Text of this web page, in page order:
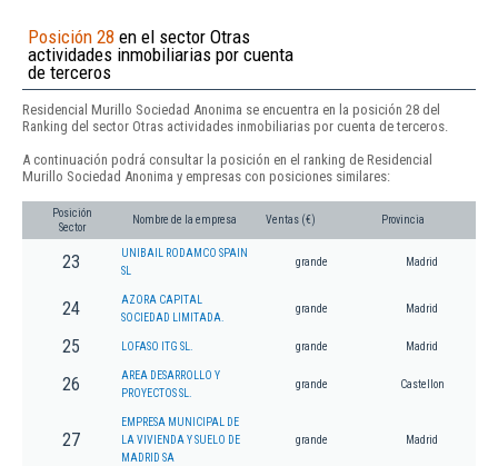
Posición 28 en el sector Otras
actividades inmobiliarias por cuenta
de terceros
Residencial Murillo Sociedad Anonima se encuentra en la posición 28 del
Ranking del sector Otras actividades inmobiliarias por cuenta de terceros.
A continuación podrá consultar la posición en el ranking de Residencial
Murillo Sociedad Anonima y empresas con posiciones similares:
Posición
Sector
Nombre de la empresa Ventas (€) Provincia
23
UNIBAIL RODAMCO SPAIN
SL
grande Madrid
24
AZORA CAPITAL
SOCIEDAD LIMITADA.
grande Madrid
25 LOFASO ITG SL. grande Madrid
26
AREA DESARROLLO Y
PROYECTOS SL.
grande Castellon
27
EMPRESA MUNICIPAL DE
LA VIVIENDA Y SUELO DE
MADRID SA
grande Madrid